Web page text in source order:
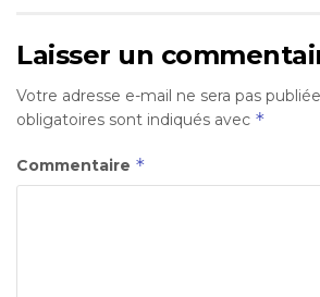
Laisser un
Votre adresse e-mail ne sera pas
obligatoires sont indiqués avec *
Commentaire *